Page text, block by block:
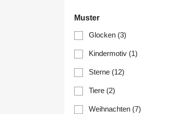
Muster
Glocken (3)
Kindermotiv (1)
Sterne (12)
Tiere (2)
Weihnachten (7)